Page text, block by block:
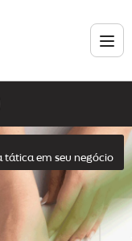
tática em seu negócio